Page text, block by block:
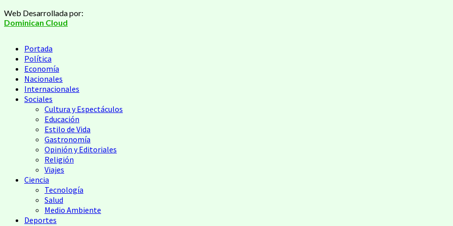
Saltar
al
Web Desarrollada por:
Dominican Cloud
Menú
principal
Portada
Política
Economía
Nacionales
Internacionales
Sociales
Cultura y Espectáculos
Educación
Estilo de Vida
Gastronomía
Opinión y Editoriales
Religión
Viajes
Ciencia
Tecnología
Salud
Medio Ambiente
Deportes